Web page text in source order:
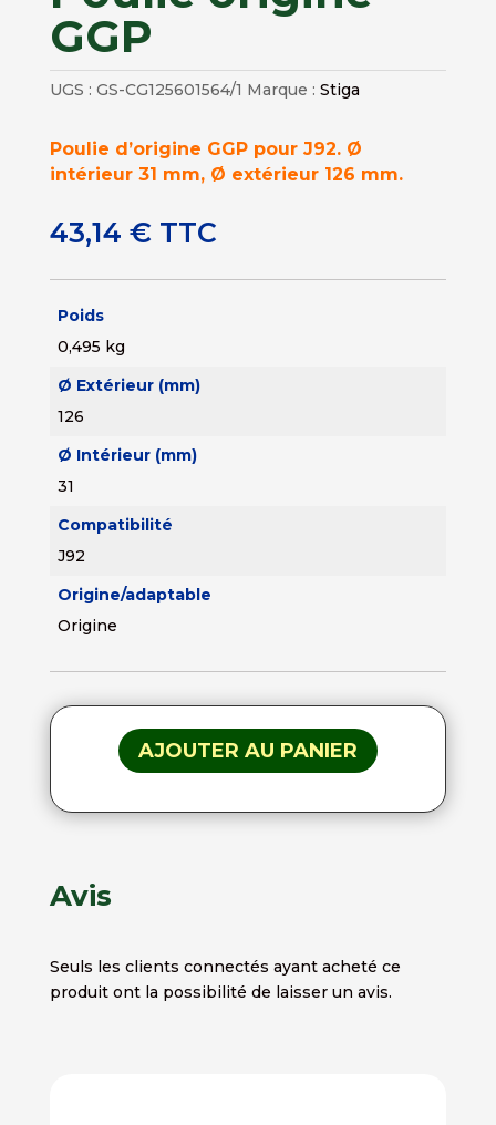
GGP
UGS : GS-CG125601564/1 Marque : Stiga
Poulie d’origine GGP pour J92. Ø
intérieur 31 mm, Ø extérieur 126 mm.
43,14 € TTC
Poids
0,495 kg
Ø Extérieur (mm)
126
Ø Intérieur (mm)
31
Compatibilité
J92
Origine/adaptable
Origine
AJOUTER AU PANIER
Avis
Seuls les clients connectés ayant acheté ce
produit ont la possibilité de laisser un avis.